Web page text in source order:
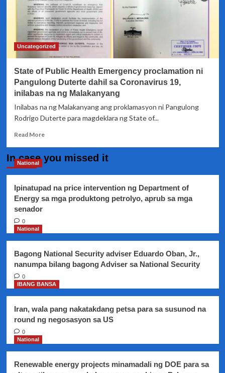
ng
Abu
Sayyaf
group
sa
Patikul,
Uncategorized
State of Public Health Emergency proclamation ni
Pangulong Duterte dahil sa Coronavirus 19,
inilabas na ng Malakanyang
Inilabas na ng Malakanyang ang proklamasyon ni Pangulong
Rodrigo Duterte para magdeklara ng State of...
Read MoreRead
State
Health
Emergency
sa
Coronavirus
inilabas
na
Malakanyang
In case you missed it
National
Ipinatupad na price intervention ng Department of
Energy sa mga produktong petrolyo, aprub sa mga
senador
0
National
Bagong National Security adviser Eduardo Oban, Jr.,
nanumpa bilang bagong Adviser sa National Security
0
IBANG BANSA
Iran, wala pang nakatakdang petsa para sa susunod na
round ng negosasyon sa US
0
National
Renewable energy projects minamadali ng DOE para sa